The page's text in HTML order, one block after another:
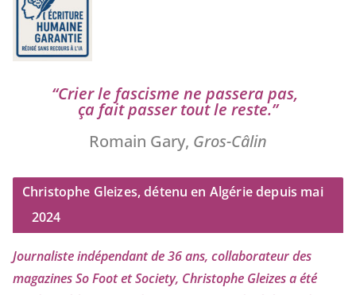
“Crier le fas­cisme ne pas­se­ra pas,
ça fait pas­ser tout le reste.”
Romain Gary, Gros-Câlin
Christophe Gleizes, détenu en Algérie depuis mai
2024
Journaliste indé­pen­dant de36ans, col­la­bo­ra­teur des
maga­zines So Foot et Society, Christophe Gleizesa été